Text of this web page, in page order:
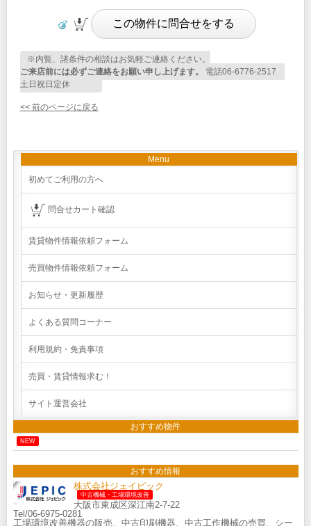
※内覧、諸条件の相談はお気軽ご連絡ください。
ご来店前には必ずご連絡をお願い申し上げます。
電話06-6776-2517
土日祝日定休
<< 前のページに戻る
Menu
初めてご利用の方へ
問合せカート確認
賃貸物件情報依頼フォーム
売買物件情報依頼フォーム
お知らせ・更新履歴
よくある質問コーナー
利用規約・免責事項
売買・賃貸情報求む！
サイト運営会社
おすすめ物件
NEW
おすすめ情報
株式会社ジェイピック
中古機械・工場環境改善
大阪市東成区深江南2-7-22
Tel/06-6975-0281
工場環境改善機器の販売、中古印刷機器、中古工作機械の売買、シー